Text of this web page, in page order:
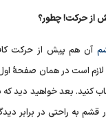
از حرکت! چطور؟
آن هم پیش از حرکت
است در همان صفحۀ اول
کنید. بعد خواهید دید که
قشم به راحتی در برابر